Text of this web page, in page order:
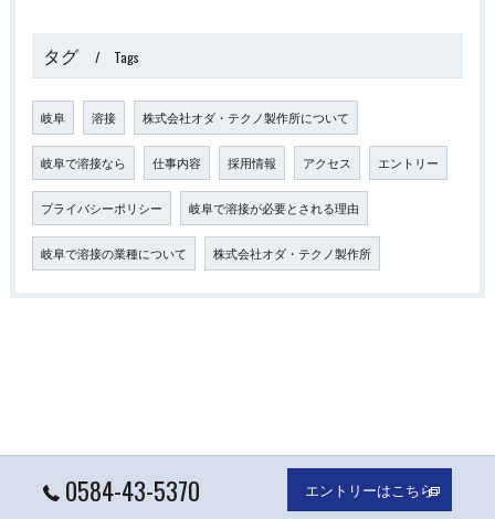
タグ Tags
岐阜 溶接 株式会社オダ・テクノ製作所について
岐阜で溶接なら 仕事内容 採用情報 アクセス エントリー
プライバシーポリシー 岐阜で溶接が必要とされる理由
岐阜で溶接の業種について 株式会社オダ・テクノ製作所
0584-43-5370 エントリーはこちら